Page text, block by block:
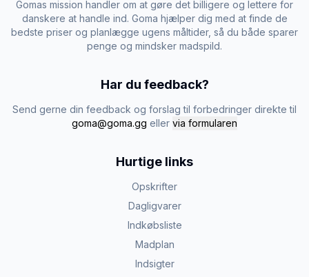
Gomas mission handler om at gøre det billigere og lettere for
danskere at handle ind. Goma hjælper dig med at finde de
bedste priser og planlægge ugens måltider, så du både sparer
penge og mindsker madspild.
Har du feedback?
Send gerne din feedback og forslag til forbedringer direkte til
goma@goma.gg eller via formularen
Hurtige links
Opskrifter
Dagligvarer
Indkøbsliste
Madplan
Indsigter